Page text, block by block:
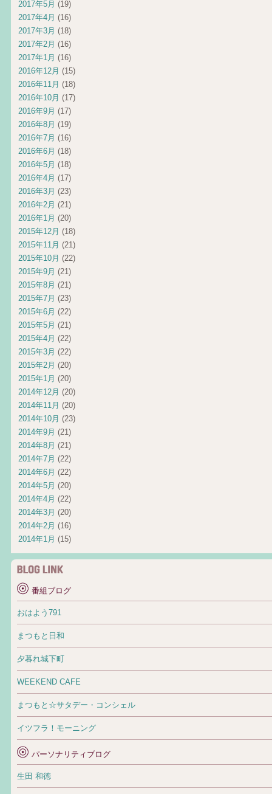
2017年5月 (19)
2017年4月 (16)
2017年3月 (18)
2017年2月 (16)
2017年1月 (16)
2016年12月 (15)
2016年11月 (18)
2016年10月 (17)
2016年9月 (17)
2016年8月 (19)
2016年7月 (16)
2016年6月 (18)
2016年5月 (18)
2016年4月 (17)
2016年3月 (23)
2016年2月 (21)
2016年1月 (20)
2015年12月 (18)
2015年11月 (21)
2015年10月 (22)
2015年9月 (21)
2015年8月 (21)
2015年7月 (23)
2015年6月 (22)
2015年5月 (21)
2015年4月 (22)
2015年3月 (22)
2015年2月 (20)
2015年1月 (20)
2014年12月 (20)
2014年11月 (20)
2014年10月 (23)
2014年9月 (21)
2014年8月 (21)
2014年7月 (22)
2014年6月 (22)
2014年5月 (20)
2014年4月 (22)
2014年3月 (20)
2014年2月 (16)
2014年1月 (15)
番組ブログ
おはよう791
まつもと日和
夕暮れ城下町
WEEKEND CAFE
まつもと☆サタデー・コンシェル
イツフラ！モーニング
パーソナリティブログ
生田 和徳